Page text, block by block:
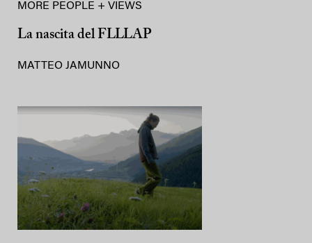
MORE PEOPLE + VIEWS
La nascita del FLLLAP
MATTEO JAMUNNO